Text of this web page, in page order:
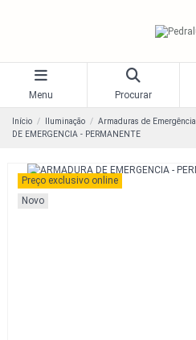
Menu Procurar
Início Iluminação Armaduras de Emergência
DE EMERGENCIA - PERMANENTE
Preço exclusivo online
Novo